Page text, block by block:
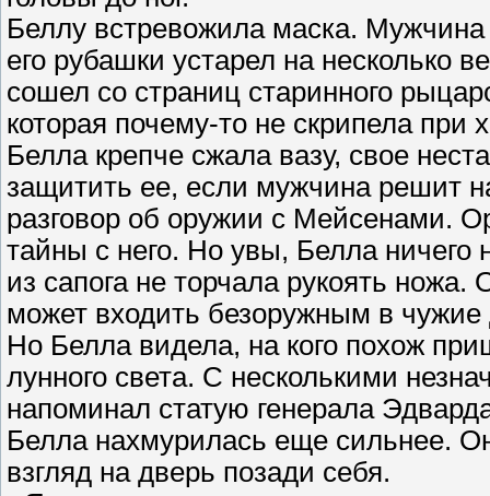
Беллу встревожила маска.
его рубашки устарел на несколько
сошел со страниц старинного
которая почему-то не скрипела при
Белла крепче сжала вазу, свое
защитить ее, если мужчина решит
разговор об оружии с Мейсенами.
тайны с него. Но увы, Белла ничего
из сапога не торчала рукоять
может входить безоружным в
Но Белла видела, на кого похож
лунного света. С несколькими
напоминал статую генерала
Белла нахмурилась еще сильнее.
взгляд на дверь позади себя.